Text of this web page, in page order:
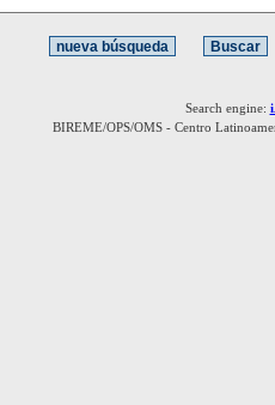
Search engine:
BIREME/OPS/OMS - Centro